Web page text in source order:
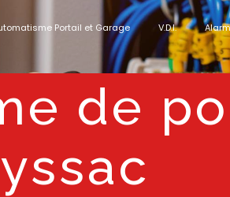
Portail et Garage V.D.I.